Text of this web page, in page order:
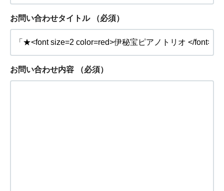
お問い合わせタイトル （必須）
お問い合わせ内容 （必須）